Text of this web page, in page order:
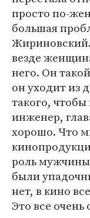
просто по-
большая
везде
него. Он
он уходит из
такого,
инженер,
хорошо. Что
роль
были
нет, в кино
Это все очень